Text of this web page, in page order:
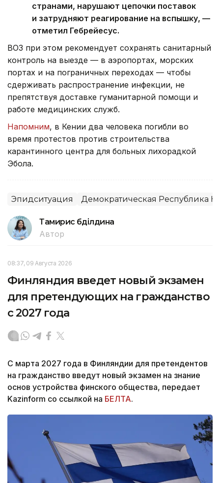
странами, нарушают цепочки поставок
и затрудняют реагирование на вспышку, —
отметил Гебрейесус.
ВОЗ при этом рекомендует сохранять санитарный
контроль на выезде — в аэропортах, морских
портах и на пограничных переходах — чтобы
сдерживать распространение инфекции, не
препятствуя доставке гуманитарной помощи и
работе медицинских служб.
Напомним, в Кении два человека погибли во
время протестов против строительства
карантинного центра для больных лихорадкой
Эбола.
Эпидситуация Демократическая Республика
Тамирис Әбділдина
Автор
08:37, 09 Августа 2026
Финляндия введет новый экзамен
для претендующих на гражданство
с 2027 года
С марта 2027 года в Финляндии для претендентов
на гражданство введут новый экзамен на знание
основ устройства финского общества, передает
Kazinform со ссылкой на БЕЛТА.